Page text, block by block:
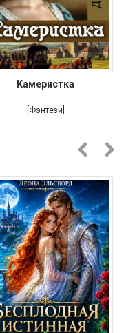
Камеристка
[Фэнтези]